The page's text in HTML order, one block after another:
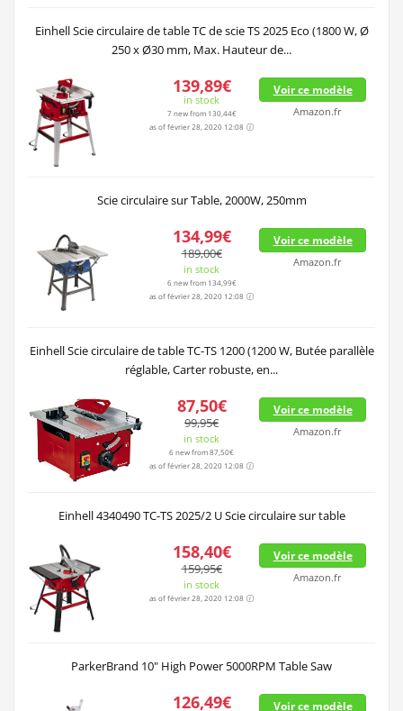
Einhell Scie circulaire de table TC de scie TS 2025 Eco (1800 W, Ø
250 x Ø30 mm, Max. Hauteur de...
139,89€
in stock
7 new from 130,44€
as of février 28, 2020 12:08
Voir ce modèle
Amazon.fr
Scie circulaire sur Table, 2000W, 250mm
134,99€
189,00€
in stock
6 new from 134,99€
as of février 28, 2020 12:08
Voir ce modèle
Amazon.fr
Einhell Scie circulaire de table TC-TS 1200 (1200 W, Butée parallèle
réglable, Carter robuste, en...
87,50€
99,95€
in stock
6 new from 87,50€
as of février 28, 2020 12:08
Voir ce modèle
Amazon.fr
Einhell 4340490 TC-TS 2025/2 U Scie circulaire sur table
158,40€
159,95€
in stock
as of février 28, 2020 12:08
Voir ce modèle
Amazon.fr
ParkerBrand 10" High Power 5000RPM Table Saw
126,49€ Voir ce modèle